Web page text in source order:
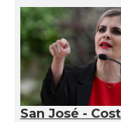
San José -